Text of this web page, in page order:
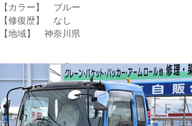
【カラー】 ブルー
【修復歴】 なし
【地域】 神奈川県